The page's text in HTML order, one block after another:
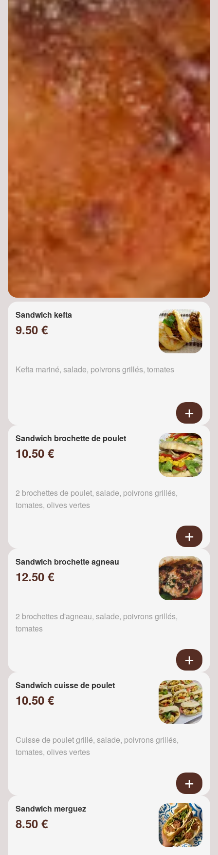
Sandwich kefta
9.50 €
Kefta mariné, salade, poivrons grillés, tomates
Sandwich brochette de poulet
10.50 €
2 brochettes de poulet, salade, poivrons grillés,
tomates, olives vertes
Sandwich brochette agneau
12.50 €
2 brochettes d'agneau, salade, poivrons grillés,
tomates
Sandwich cuisse de poulet
10.50 €
Cuisse de poulet grillé, salade, poivrons grillés,
tomates, olives vertes
Sandwich merguez
8.50 €